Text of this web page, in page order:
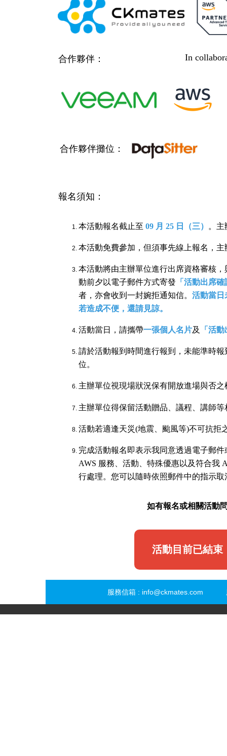
合作夥伴： In
合作夥伴攤位：
報名須知：
本活動報名截止至 09 月 25 日（三） 。
本活動免費參加，但須事先線上報名，
本活動將由主辦單位進行出席資格審核
動前夕以電子郵件方式寄發 「活動出席
者，亦會收到一封婉拒通知信。 活動當日
若造成不便，還請見諒。
活動當日，請攜帶一張個人名片及 「活
請於活動報到時間進行報到，未能準時
位。
主辦單位視現場狀況保有開放進場與否之
主辦單位得保留活動贈品、議程、講師
活動若適逢天災(地震、颱風等)不可抗拒
完成活動報名即表示我同意透過電子郵件
AWS 服務、活動、特殊優惠以及符合我
行處理。您可以隨時依照郵件中的指示取
如有報名或相關活動
活動目前已結束
服務信箱 : info@ckmates.com